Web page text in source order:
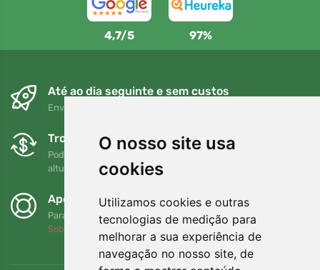
O nosso site usa
cookies
Utilizamos cookies e outras
tecnologias de medição para
melhorar a sua experiência de
navegação no nosso site, de
4,7/5 97%
Até ao dia seguinte e sem custos
Envio gratuito para encomendas superiores a 80 EUR
Trocas e devoluções gratuitas
Pode devolver ou trocar a sua encomenda em qualquer
altura no prazo de 90 dias
Apoiamos a Trees.org
Para cada encomenda plantamos uma árvore! Leia mais
Sobre nós